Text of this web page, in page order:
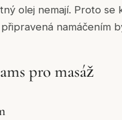
olej nemají. Proto
namáčením
pro masáž